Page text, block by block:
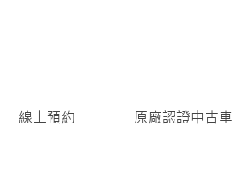
線上預約 原廠認證中古車